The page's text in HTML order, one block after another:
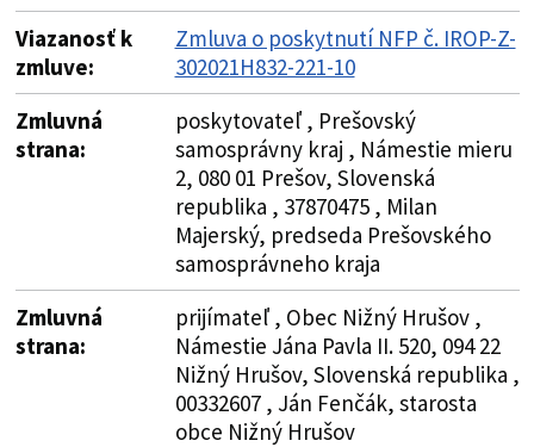
Viazanosť k
zmluve:
Zmluva o poskytnutí NFP č. IROP-Z-
302021H832-221-10
Zmluvná
strana:
poskytovateľ , Prešovský
samosprávny kraj , Námestie mieru
2, 080 01 Prešov, Slovenská
republika , 37870475 , Milan
Majerský, predseda Prešovského
samosprávneho kraja
Zmluvná
strana:
prijímateľ , Obec Nižný Hrušov ,
Námestie Jána Pavla II. 520, 094 22
Nižný Hrušov, Slovenská republika ,
00332607 , Ján Fenčák, starosta
obce Nižný Hrušov